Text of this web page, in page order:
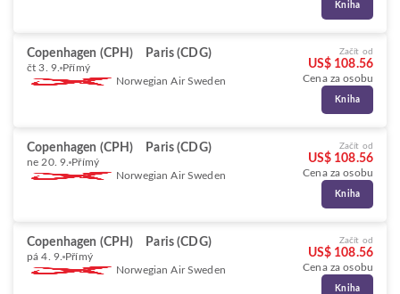
Kniha
Copenhagen (CPH) Paris (CDG)
čt 3. 9. Přímý
Norwegian Air Sweden
Začít od
US$ 108.56
Cena za osobu
Kniha
Copenhagen (CPH) Paris (CDG)
ne 20. 9. Přímý
Norwegian Air Sweden
Začít od
US$ 108.56
Cena za osobu
Kniha
Copenhagen (CPH) Paris (CDG)
pá 4. 9. Přímý
Norwegian Air Sweden
Začít od
US$ 108.56
Cena za osobu
Kniha